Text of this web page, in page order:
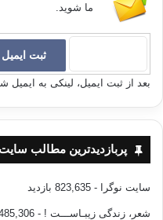
ما شوید.
بعد از ثبت ایمیل، لینکی به ایمیل
پربازدیدترین مطالب سایت
سایت نوگرا - 823,635 بازدید
شعر، زندگی زیبـاســـت ! - 485,306 بازدید